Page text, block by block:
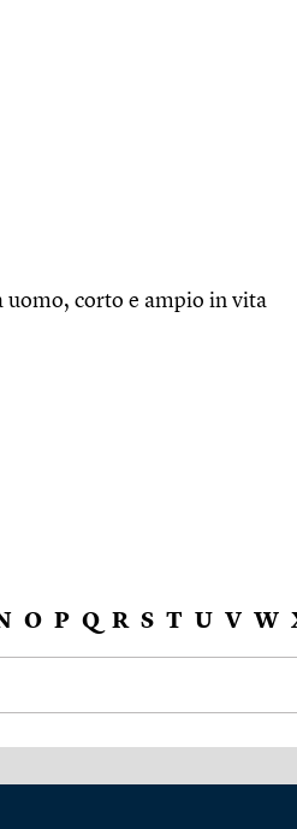
uomo, corto e ampio in vita
O P Q R S T U V W